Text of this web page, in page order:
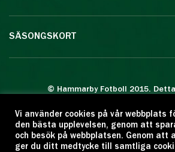
SÄSONGSKORT
© Hammarby Fotboll 2015.
Eftertryck eller annan kopiering
Citera oss gärna men
www.hammarbyfotboll.se.
Vi använder cookies på vår webbplats
den bästa upplevelsen, genom att
och besök på webbplatsen. Genom att
ger du ditt medtycke till samtliga